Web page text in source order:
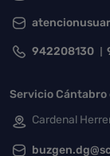
942208130
Servicio Cántabro
Cardenal